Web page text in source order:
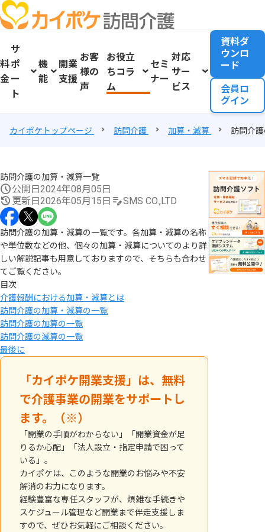
料
金
サ
ポ
ー
ト
機
能
開業
支援
お客
様の
声
お役立
ちコラ
ム
セミ
ナー
対応
サー
ビス
資料ダ
ウンロ
ード
会員ロ
グイン
カイポケトップページ 訪問介護 加算・減算 訪問介
訪問介護の加算・減算一覧
公開日 2024年08月05日
更新日 2026年05月15日 SMS CO.,LTD
訪問介護の加算・減算の一覧です。各加算・減算の名称
や単位数などの他、個々の加算・減算についてのより詳
しい解説記事も用意しておりますので、そちらも合わせ
てご覧ください。
目次
介護報酬における加算・減算とは
訪問介護の加算・減算の一覧
訪問介護の加算の一覧
訪問介護の減算の一覧
最後に
「カイポケ開業支援」は、無料
で介護事業の開業をサポートし
ます。（※）
「開業の手順がわからない」「開業資金が足
りるか心配」「法人設立・指定申請で困って
いる」。
カイポケは、このような開業のお悩みや不安
解消のお力になります。
経験豊富な専任スタッフが、煩雑な手続きや
スケジュール管理など開業まで伴走支援しま
すので、ぜひお気軽にご相談ください。